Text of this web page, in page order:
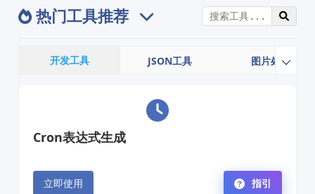
热门工具推荐
开发工具 JSON工具 图片处理

Cron表达式生成
立即使用 指引